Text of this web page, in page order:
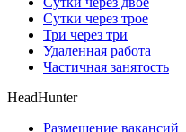
Сутки через трое
Три через три
Удаленная работа
Частичная занятость
HeadHunter
Размещение вакансий